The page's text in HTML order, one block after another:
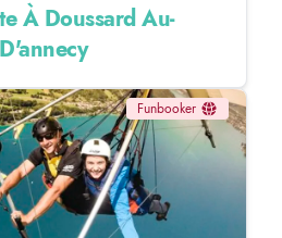
À Doussard Au-
Funbooker